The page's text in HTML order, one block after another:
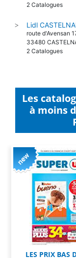
2 Catalogues
> Lidl
route d'Avensan
33480
2 Catalogues
Les
à moins
LES PRIX BAS